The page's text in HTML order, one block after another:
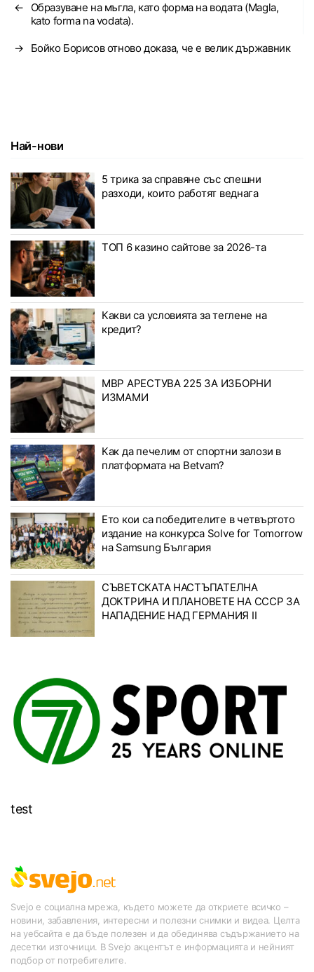
←
Образуване на мъгла, като форма на водата (Magla,
kato forma na vodata).
→ Бойко Борисов отново доказа, че е велик държавник
Най-нови
5 трика за справяне със спешни
разходи, които работят веднага
ТОП 6 казино сайтове за 2026-та
Какви са условията за теглене на
кредит?
МВР АРЕСТУВА 225 ЗА ИЗБОРНИ
ИЗМАМИ
Как да печелим от спортни залози в
платформата на Betvam?
Ето кои са победителите в четвъртото
издание на конкурса Solve for Tomorrow
на Samsung България
СЪВЕТСКАТА НАСТЪПАТЕЛНА
ДОКТРИНА И ПЛАНОВЕТЕ НА СССР ЗА
НАПАДЕНИЕ НАД ГЕРМАНИЯ II
test
Svejo е социална мрежа, където можете да откриете всичко –
новини, забавления, интересни и полезни снимки и видеа. Целта
на уебсайта е да бъде полезен и да обединява съдържанието на
десетки източници. В Svejo акцентът е информацията и нейният
подбор от потребителите.